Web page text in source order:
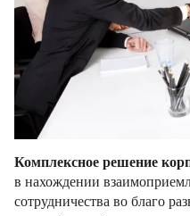
Комплексное решение
в нахождении
сотрудничества во благо